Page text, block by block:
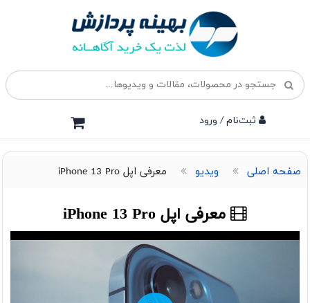
ثبت‌نام / ورود
صفحه اصلی ویدیو معرفی اپل iPhone 13 Pro
معرفی اپل iPhone 13 Pro